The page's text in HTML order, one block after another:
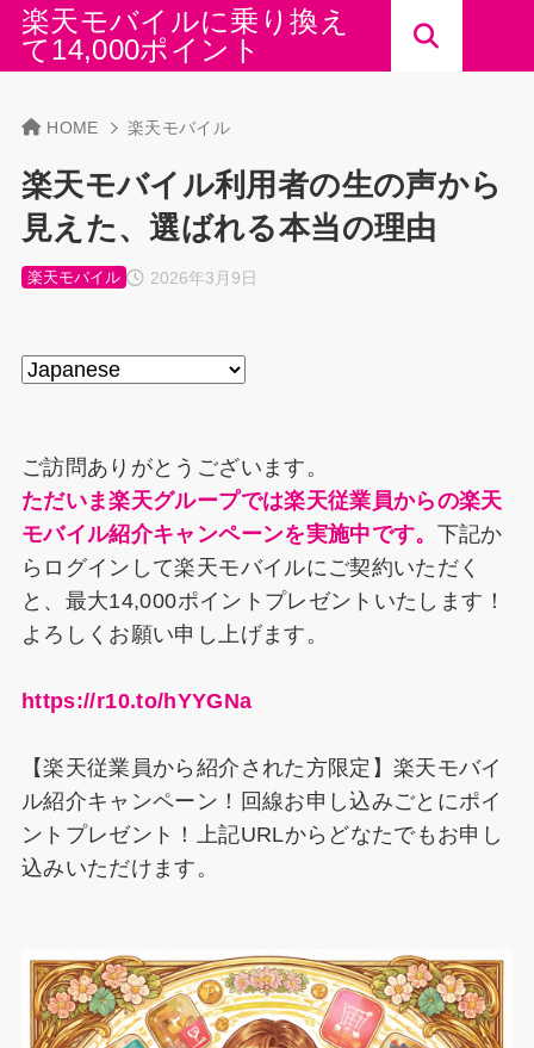
楽天モバイルに乗り換え
て14,000ポイント
HOME 楽天モバイル
楽天モバイル利用者の生の声から
見えた、選ばれる本当の理由
2026年3月9日
楽天モバイル
ご訪問ありがとうございます。
ただいま楽天グループでは楽天従業員からの楽天
モバイル紹介キャンペーンを実施中です。 下記か
らログインして楽天モバイルにご契約いただく
と、最大14,000ポイントプレゼントいたします！
よろしくお願い申し上げます。
https://r10.to/hYYGNa
【楽天従業員から紹介された方限定】楽天モバイ
ル紹介キャンペーン！回線お申し込みごとにポイ
ントプレゼント！上記URLからどなたでもお申し
込みいただけます。